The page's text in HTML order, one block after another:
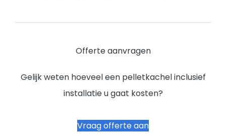
Offerte aanvragen
Gelijk weten hoeveel een pelletkachel inclusief
installatie u gaat kosten?
Vraag offerte aan